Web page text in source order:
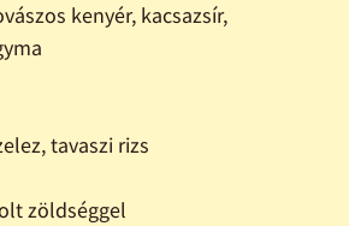
kenyér, kacsazsír,
tavaszi rizs
zöldséggel